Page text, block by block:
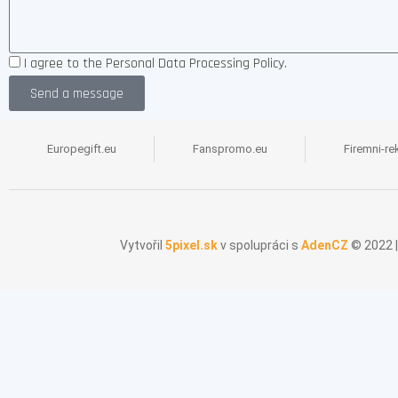
Široký náramek (25 mm)
Segmentované náramky
I agree to the Personal Data Processing Policy.
Send a message
Europegift.eu Fanspromo.eu Firemni-
Vytvořil5pixel.skv spolupráci sAdenCZ © 2022